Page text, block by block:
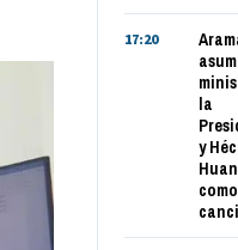
17:20
la
y
como